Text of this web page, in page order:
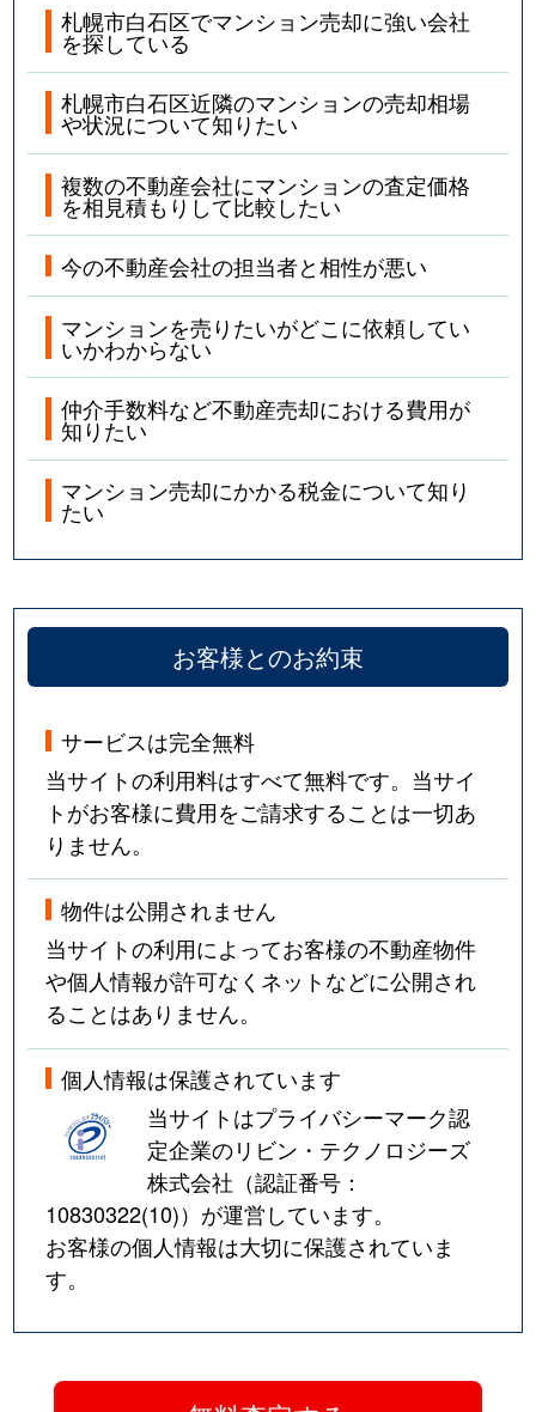
札幌市白石区でマンション売却に強い会社
を探している
札幌市白石区近隣のマンションの売却相場
や状況について知りたい
複数の不動産会社にマンションの査定価格
を相見積もりして比較したい
今の不動産会社の担当者と相性が悪い
マンションを売りたいがどこに依頼してい
いかわからない
仲介手数料など不動産売却における費用が
知りたい
マンション売却にかかる税金について知り
たい
お客様とのお約束
サービスは完全無料
当サイトの利用料はすべて無料です。当サイ
トがお客様に費用をご請求することは一切あ
りません。
物件は公開されません
当サイトの利用によってお客様の不動産物件
や個人情報が許可なくネットなどに公開され
ることはありません。
個人情報は保護されています
当サイトはプライバシーマーク認
定企業のリビン・テクノロジーズ
株式会社（認証番号：
10830322(10)）が運営しています。
お客様の個人情報は大切に保護されていま
す。